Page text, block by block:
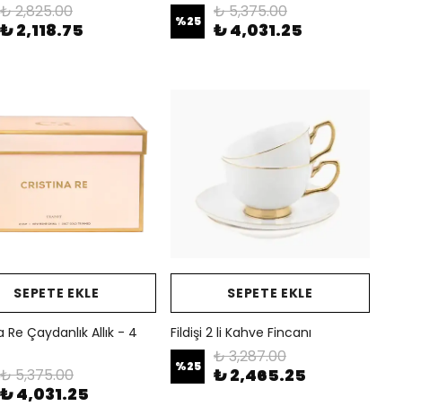
₺ 2,825.00
₺ 2,118.75 %25 ₺ 5,375.00
₺ 4,031.25
SEPETE EKLE
Re Çaydanlık Allık - 4
₺ 5,375.00
₺ 4,031.25
SEPETE EKLE
Fildişi 2 li Kahve Fincanı
%25 ₺ 3,287.00
₺ 2,465.25